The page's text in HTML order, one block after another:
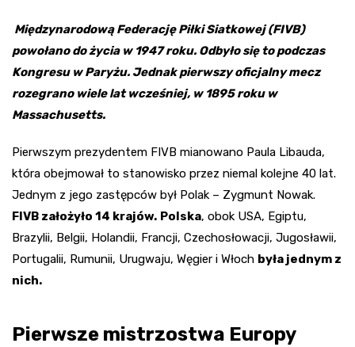
Międzynarodową Federację Piłki Siatkowej (FIVB)
powołano do życia w 1947 roku. Odbyło się to podczas
Kongresu w Paryżu. Jednak pierwszy oficjalny mecz
rozegrano wiele lat wcześniej, w 1895 roku w
Massachusetts.
Pierwszym prezydentem FIVB mianowano Paula Libauda,
która obejmował to stanowisko przez niemal kolejne 40 lat.
Jednym z jego zastępców był Polak – Zygmunt Nowak.
FIVB założyło 14 krajów. Polska, obok USA, Egiptu,
Brazylii, Belgii, Holandii, Francji, Czechosłowacji, Jugosławii,
Portugalii, Rumunii, Urugwaju, Węgier i Włoch była jednym z
nich.
Pierwsze mistrzostwa Europy